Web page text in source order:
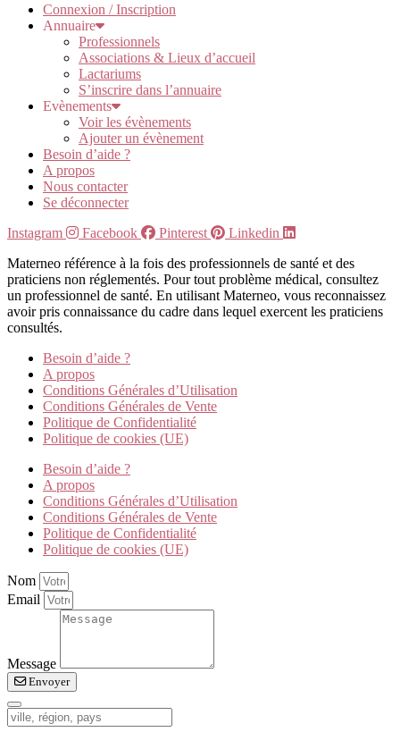
Connexion / Inscription
Annuaire
Professionnels
Associations & Lieux d’accueil
Lactariums
S’inscrire dans l’annuaire
Evènements
Voir les évènements
Ajouter un évènement
Besoin d’aide ?
A propos
Nous contacter
Se déconnecter
Instagram
Facebook Pinterest
Linkedin
Materneo référence à la fois des professionnels de santé et des
praticiens non réglementés. Pour tout problème médical, consultez
un professionnel de santé. En utilisant Materneo, vous reconnaissez
avoir pris connaissance du cadre dans lequel exercent les praticiens
consultés.
Besoin d’aide ?
A propos
Conditions Générales d’Utilisation
Conditions Générales de Vente
Politique de Confidentialité
Politique de cookies (UE)
Besoin d’aide ?
A propos
Conditions Générales d’Utilisation
Conditions Générales de Vente
Politique de Confidentialité
Politique de cookies (UE)
Nom
Email
Message
Envoyer